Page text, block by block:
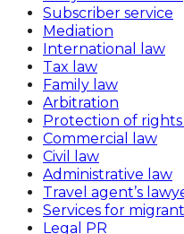
Subscriber service
Mediation
International law
Tax law
Family law
Arbitration
Protection of
Commercial law
Civil law
Administrative law
Travel agent’s
Services for
Legal PR